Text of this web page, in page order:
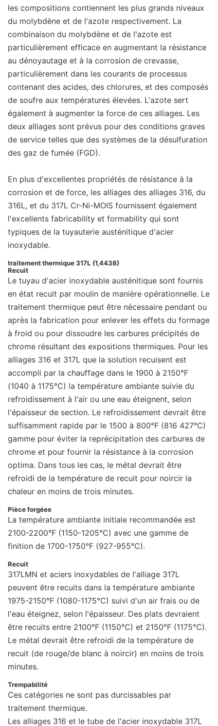
les compositions contiennent les plus grands niveaux
du molybdène et de l'azote respectivement. La
combinaison du molybdène et de l'azote est
particulièrement efficace en augmentant la résistance
au dénoyautage et à la corrosion de crevasse,
particulièrement dans les courants de processus
contenant des acides, des chlorures, et des composés
de soufre aux températures élevées. L'azote sert
également à augmenter la force de ces alliages. Les
deux alliages sont prévus pour des conditions graves
de service telles que des systèmes de la désulfuration
des gaz de fumée (FGD).
En plus d'excellentes propriétés de résistance à la
corrosion et de force, les alliages des alliages 316, du
316L, et du 317L Cr-Ni-MOIS fournissent également
l'excellents fabricability et formability qui sont
typiques de la tuyauterie austénitique d'acier
inoxydable.
traitement thermique 317L (1,4438)
Recuit
Le tuyau d'acier inoxydable austénitique sont fournis
en état recuit par moulin de manière opérationnelle. Le
traitement thermique peut être nécessaire pendant ou
après la fabrication pour enlever les effets du formage
à froid ou pour dissoudre les carbures précipités de
chrome résultant des expositions thermiques. Pour les
alliages 316 et 317L que la solution recuisent est
accompli par la chauffage dans le 1900 à 2150°F
(1040 à 1175°C) la température ambiante suivie du
refroidissement à l'air ou une eau éteignent, selon
l'épaisseur de section. Le refroidissement devrait être
suffisamment rapide par le 1500 à 800°F (816 427°C)
gamme pour éviter la reprécipitation des carbures de
chrome et pour fournir la résistance à la corrosion
optima. Dans tous les cas, le métal devrait être
refroidi de la température de recuit pour noircir la
chaleur en moins de trois minutes.
Pièce forgéee
La température ambiante initiale recommandée est
2100-2200°F (1150-1205°C) avec une gamme de
finition de 1700-1750°F (927-955°C).
Recuit
317LMN et aciers inoxydables de l'alliage 317L
peuvent être recuits dans la température ambiante
1975-2150°F (1080-1175°C) suivi d'un air frais ou de
l'eau éteignez, selon l'épaisseur. Des plats devraient
être recuits entre 2100°F (1150°C) et 2150°F (1175°C).
Le métal devrait être refroidi de la température de
recuit (de rouge/de blanc à noircir) en moins de trois
minutes.
Trempabilité
Ces catégories ne sont pas durcissables par
traitement thermique.
Les alliages 316 et le tube de l'acier inoxydable 317L